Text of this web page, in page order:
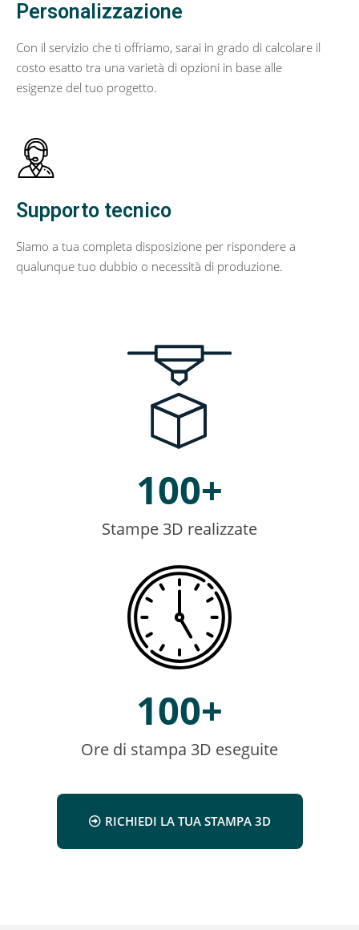
Personalizzazione
Con il servizio che ti offriamo, sarai in grado di calcolare il
costo esatto tra una varietà di opzioni in base alle
esigenze del tuo progetto.
Supporto tecnico
Siamo a tua completa disposizione per rispondere a
qualunque tuo dubbio o necessità di produzione.
100+
Stampe 3D realizzate
100+
Ore di stampa 3D eseguite
RICHIEDI LA TUA STAMPA 3D